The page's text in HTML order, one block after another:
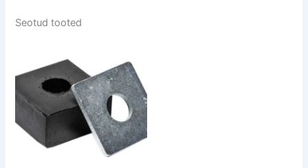
Seotud tooted